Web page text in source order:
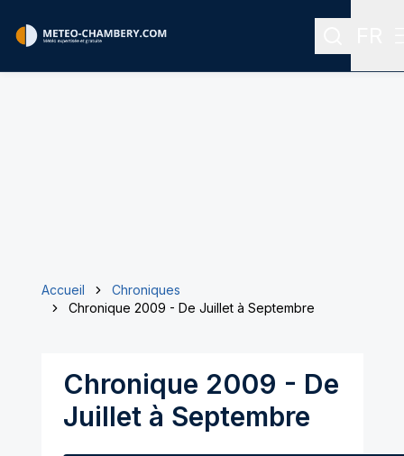
Accueil
Chroniques
Chronique 2009 - De Juillet à Septembre
Chronique 2009 - De
Juillet à Septembre